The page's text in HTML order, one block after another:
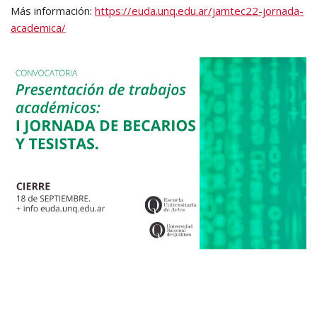
Más información: https://euda.unq.edu.ar/jamtec22-jornada-
academica/